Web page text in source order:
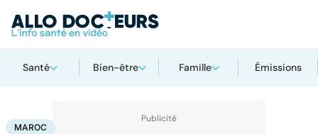
Santé Bien-être Famille Émissions
AccueilSanté Maladies infectieuses
MAROC